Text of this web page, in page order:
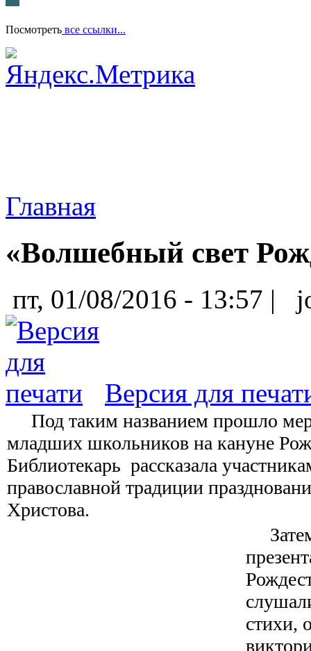
Посмотреть все ссылки...
Главная
«Волшебный свет
пт, 01/08/2016 - 13:57 |
Версия для
Под таким названием прошло
младших школьников на кануне
Библиотекарь рассказала
православной традиции
Христова.
стихи,